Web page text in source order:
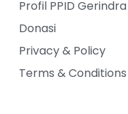
Profil PPID Gerindra
Donasi
Privacy & Policy
Terms & Conditions